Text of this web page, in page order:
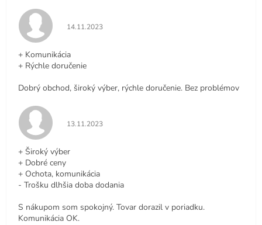
Hodnotenie obchodu je 5 z 5 hviezdičiek.
14.11.2023
+ Komunikácia
+ Rýchle doručenie
Dobrý obchod, široký výber, rýchle doručenie. Bez problémov
Hodnotenie obchodu je 5 z 5 hviezdičiek.
13.11.2023
+ Široký výber
+ Dobré ceny
+ Ochota, komunikácia
- Trošku dlhšia doba dodania
S nákupom som spokojný. Tovar dorazil v poriadku.
Komunikácia OK.